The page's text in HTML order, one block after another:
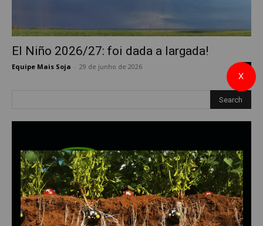
El Niño 2026/27: foi dada a largada!
Equipe Mais Soja 29 de junho de 2026
X